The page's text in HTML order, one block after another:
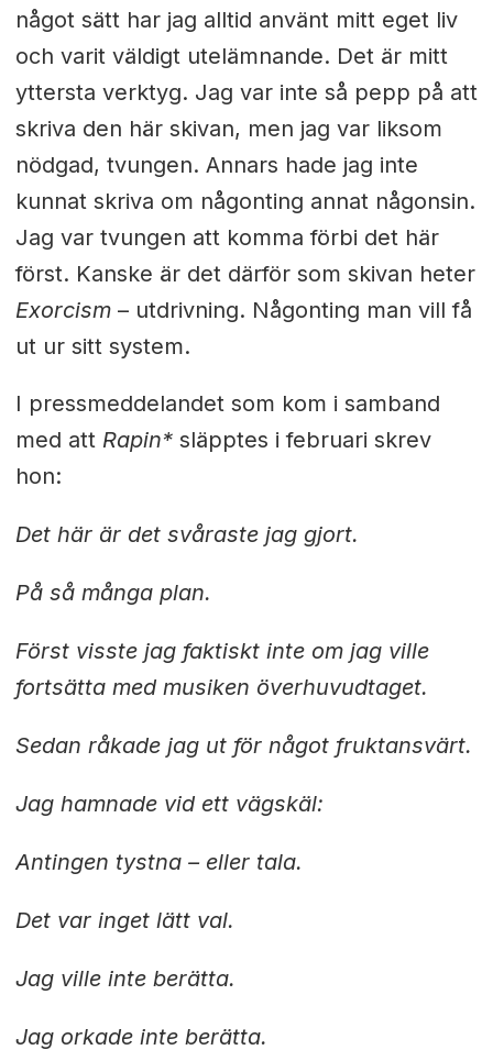
något sätt har jag alltid använt mitt eget liv
och varit väldigt utelämnande. Det är mitt
yttersta verktyg. Jag var inte så pepp på att
skriva den här skivan, men jag var liksom
nödgad, tvungen. Annars hade jag inte
kunnat skriva om någonting annat någonsin.
Jag var tvungen att komma förbi det här
först. Kanske är det därför som skivan heter
Exorcism– utdrivning. Någonting man vill få
ut ur sitt system.
I pressmeddelandet som kom i samband
med att Rapin*släpptes i februari skrev
hon:
Det här är det svåraste jag gjort.
På så många plan.
Först visste jag faktiskt inte om jag ville
fortsätta med musiken överhuvudtaget.
Sedan råkade jag ut för något fruktansvärt.
Jag hamnade vid ett vägskäl:
Antingen tystna – eller tala.
Det var inget lätt val.
Jag ville inte berätta.
Jag orkade inte berätta.